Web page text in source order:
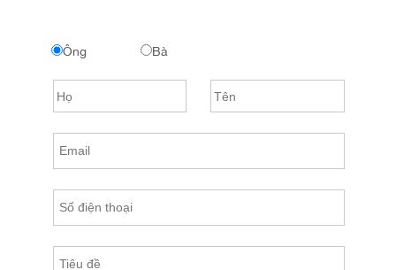
Ông Bà